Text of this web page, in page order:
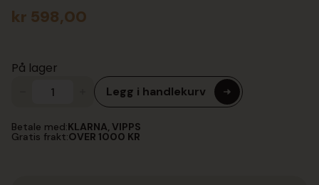
kr 598,00
På lager
Sort/gull
antall
Legg i handlekurv
Betale med:KLARNA, VIPPS
Gratis frakt:OVER 1000 KR